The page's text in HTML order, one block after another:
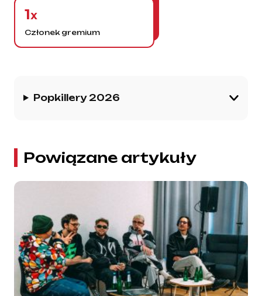
1x
Członek gremium
Popkillery 2026
Powiązane artykuły